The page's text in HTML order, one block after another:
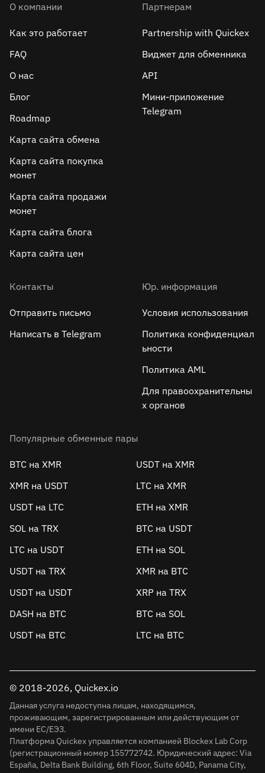
О компании
Как это работает
FAQ
О нас
Блог
Roadmap
Карта сайта обмена
Карта сайта покупка
монет
Карта сайта продажи
монет
Карта сайта блога
Карта сайта цен
Партнерам
Partnership with Quickex
Виджет для обменника
API
Мини-приложение
Telegram
Контакты
Отправить письмо
Написать в Telegram
Юр. информация
Условия использования
Политика конфиденциал
ьности
Политика AML
Для правоохранительны
х органов
Популярные обменные пары
BTC на XMR
USDT на XMR
XMR на USDT
LTC на XMR
USDT на LTC
ETH на XMR
SOL на TRX
BTC на USDT
LTC на USDT
ETH на SOL
USDT на TRX
XMR на BTC
USDT на USDT
XRP на TRX
DASH на BTC
BTC на SOL
USDT на BTC
LTC на BTC
© 2018-2026, Quickex.io
Данная услуга недоступна лицам, находящимся,
проживающим, зарегистрированным или действующим от
имени ЕС/ЕЭЗ.
Платформа Quickex управляется компанией Blockex Lab Corp
(регистрационный номер 155772742. Юридический адрес: Via
España, Delta Bank Building, 6th Floor, Suite 604D, Panama City,